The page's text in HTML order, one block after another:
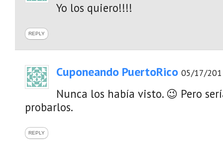
Yo los quiero!!!!
REPLY
Cuponeando PuertoRico 05/17/
Nunca los había visto. 😉 Pero
probarlos.
REPLY